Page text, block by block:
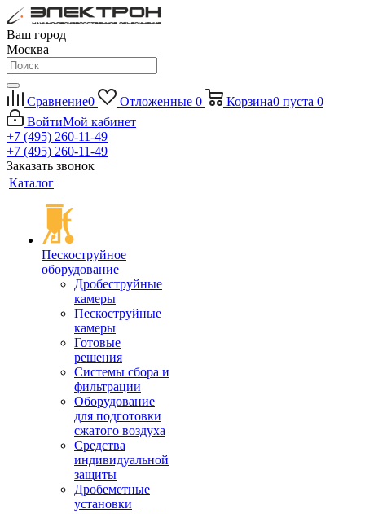
Ваш город
Москва
Сравнение0 Отложенные 0 Корзина0 пуста 0
ВойтиМой кабинет
+7 (495) 260-11-49
+7 (495) 260-11-49
Заказать звонок
Каталог
Пескоструйное
оборудование
Дробеструйные
камеры
Пескоструйные
камеры
Готовые
решения
Системы сбора и
фильтрации
Оборудование
для подготовки
сжатого воздуха
Средства
индивидуальной
защиты
Дробеметные
установки